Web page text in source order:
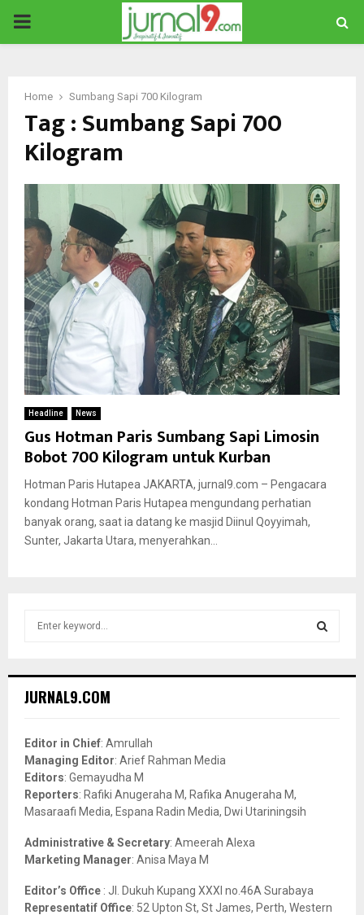
PRIMARY
Home Sumbang Sapi 700 Kilogram
Tag : Sumbang Sapi 700
Kilogram
Headline News
Gus Hotman Paris Sumbang Sapi Limosin
Bobot 700 Kilogram untuk Kurban
Hotman Paris Hutapea JAKARTA, jurnal9.com – Pengacara
kondang Hotman Paris Hutapea mengundang perhatian
banyak orang, saat ia datang ke masjid Diinul Qoyyimah,
Sunter, Jakarta Utara, menyerahkan...
h
o
r
:
JURNAL9.COM
Editor in Chief: Amrullah
Managing Editor: Arief Rahman Media
Editors: Gemayudha M
Reporters: Rafiki Anugeraha M, Rafika Anugeraha M,
Masaraafi Media, Espana Radin Media, Dwi Utariningsih
Administrative & Secretary: Ameerah Alexa
Marketing Manager: Anisa Maya M
Editor’s Office : Jl. Dukuh Kupang XXXI no.46A Surabaya
Representatif Office: 52 Upton St, St James, Perth, Western